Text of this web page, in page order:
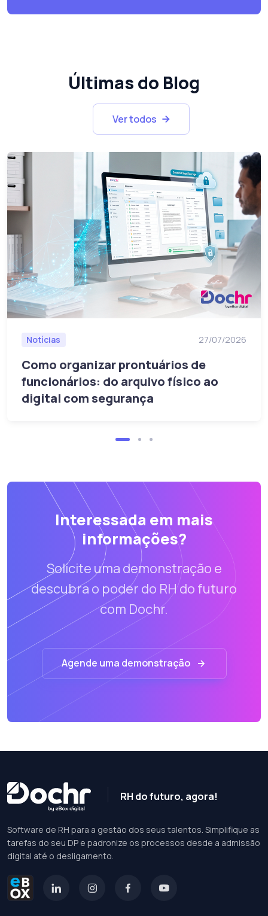
Últimas do Blog
Ver todos
Notícias 27/07/2026
Como organizar prontuários de
funcionários: do arquivo físico ao
digital com segurança
Interessada em mais
informações?
Solicite uma demonstração e
descubra o poder do RH do futuro
com Dochr.
Agende uma demonstração
RH do futuro, agora!
Software de RH para a gestão dos seus talentos. Simplifique as
tarefas do seu DP e padronize os processos desde a admissão
digital até o desligamento.